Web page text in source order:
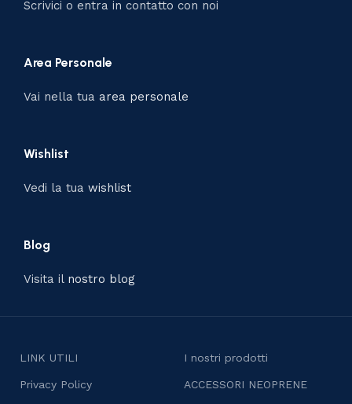
Scrivici o entra in contatto con noi
Area Personale
Vai nella tuaarea personale
Wishlist
Vedi la tuawishlist
Blog
Visita il nostro blog
LINK UTILI
Privacy Policy
I nostri prodotti
ACCESSORI NEOPRENE